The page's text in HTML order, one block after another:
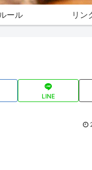
ール リン
LINE